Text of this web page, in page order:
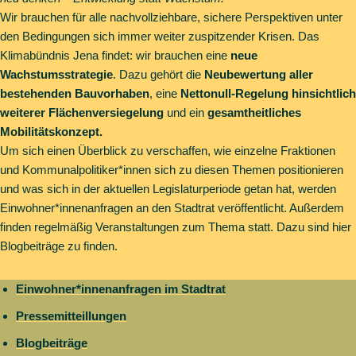
Wir brauchen für alle nachvollziehbare, sichere Perspektiven unter
den Bedingungen sich immer weiter zuspitzender Krisen. Das
Klimabündnis Jena findet: wir brauchen eine neue
Wachstumsstrategie. Dazu gehört die Neubewertung aller
bestehenden Bauvorhaben, eine Nettonull-Regelung hinsichtlich
weiterer Flächenversiegelung und ein gesamtheitliches
Mobilitätskonzept.
Um sich einen Überblick zu verschaffen, wie einzelne Fraktionen
und Kommunalpolitiker*innen sich zu diesen Themen positionieren
und was sich in der aktuellen Legislaturperiode getan hat, werden
Einwohner*innenanfragen an den Stadtrat veröffentlicht. Außerdem
finden regelmäßig Veranstaltungen zum Thema statt. Dazu sind hier
Blogbeiträge zu finden.
Einwohner*innenanfragen im Stadtrat
Pressemitteillungen
Blogbeiträge